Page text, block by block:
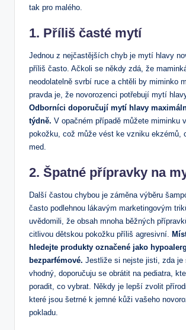
tak pro malého.
1. Příliš časté mytí
Jednou z nejčastějších chyb je mytí hlavy
příliš často. Ačkoli se někdy zdá, že
neodolatelně svrbí ruce a chtěli by miminko
pravda je, že novorozenci potřebují mytí
Odborníci doporučují mytí hlavy
týdně. V opačném případě můžete miminku
pokožku, což může vést ke vzniku ekzémů,
med.
2. Špatné přípravky na
Další častou chybou je záměna výběru
často podlehnou lákavým marketingovým
uvědomili, že obsah mnoha běžných
citlivou dětskou pokožku příliš agresivní.
hledejte produkty označené jako
bezparfémové. Jestliže si nejste jisti, zda je
vhodný, doporučuju se obrátit na pediatra,
poradit, co vybrat. Někdy je lepší zvolit
které jsou šetrné k jemné kůži vašeho
pokladu.